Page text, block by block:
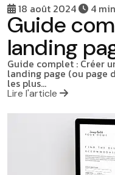
18 août 2024 4 min
Guide
landing
Guide complet : Créer
landing page (ou page
les plus…
Lire l'article